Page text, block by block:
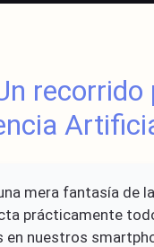
mera fantasía de
prácticamente
en nuestros